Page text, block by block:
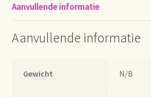
Impressum
Imprint
Aanvullende informatie
Aanvullende informatie
Gewicht N/B